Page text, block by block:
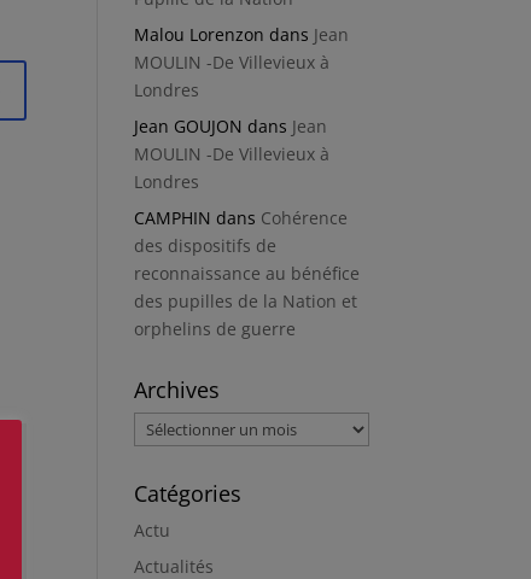
Malou Lorenzon dans Jean
MOULIN -De Villevieux à
Londres
Jean GOUJON dans Jean
MOULIN -De Villevieux à
Londres
CAMPHIN dans Cohérence
des dispositifs de
reconnaissance au bénéfice
des pupilles de la Nation et
orphelins de guerre
Archives
Archives
Catégories
Actu
Actualités